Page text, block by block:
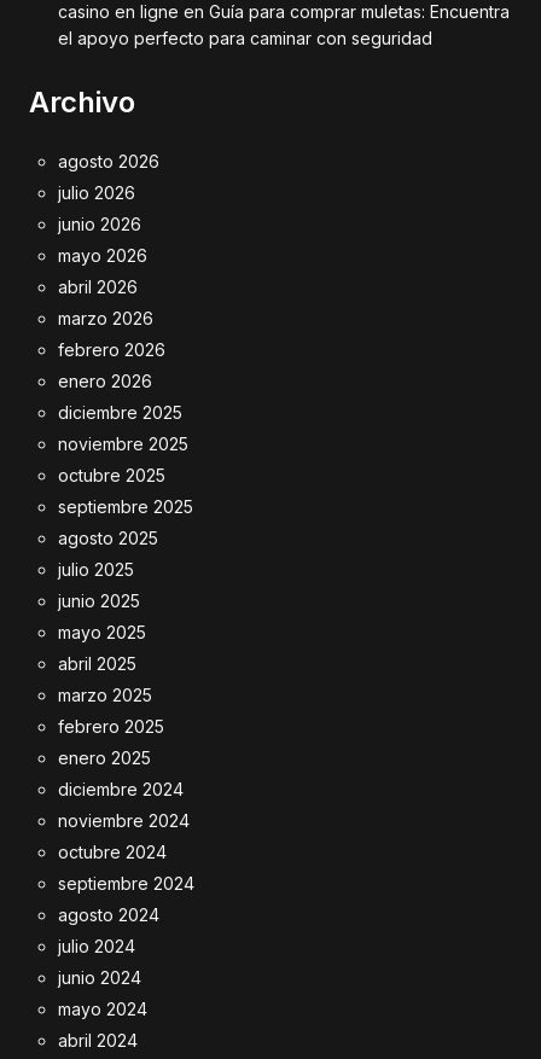
casino en ligne en Guía para comprar muletas: Encuentra
el apoyo perfecto para caminar con seguridad
Archivo
agosto 2026
julio 2026
junio 2026
mayo 2026
abril 2026
marzo 2026
febrero 2026
enero 2026
diciembre 2025
noviembre 2025
octubre 2025
septiembre 2025
agosto 2025
julio 2025
junio 2025
mayo 2025
abril 2025
marzo 2025
febrero 2025
enero 2025
diciembre 2024
noviembre 2024
octubre 2024
septiembre 2024
agosto 2024
julio 2024
junio 2024
mayo 2024
abril 2024